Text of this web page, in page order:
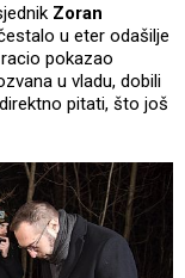
Zoran
u eter odašilje
pokazao
u vladu, dobili
pitati, što još